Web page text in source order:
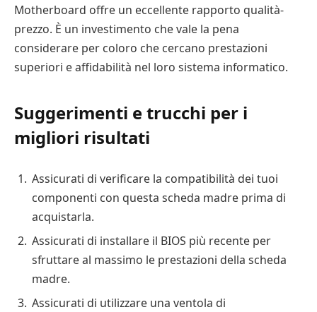
Motherboard offre un eccellente rapporto qualità-
prezzo. È un investimento che vale la pena
considerare per coloro che cercano prestazioni
superiori e affidabilità nel loro sistema informatico.
Suggerimenti e trucchi per i
migliori risultati
Assicurati di verificare la compatibilità dei tuoi
componenti con questa scheda madre prima di
acquistarla.
Assicurati di installare il BIOS più recente per
sfruttare al massimo le prestazioni della scheda
madre.
Assicurati di utilizzare una ventola di